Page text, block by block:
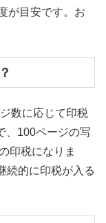
が目安です。お
数に応じて印税
、100ページの写
印税になりま
続的に印税が入る